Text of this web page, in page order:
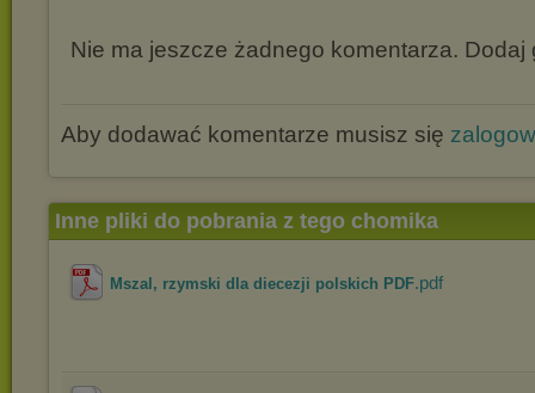
Nie ma jeszcze żadnego komentarza. Dodaj
Aby dodawać komentarze musisz się
Inne pliki do pobrania z tego chomika
Mszal‚ rzymski dla diecezji polskich PDF.pdf